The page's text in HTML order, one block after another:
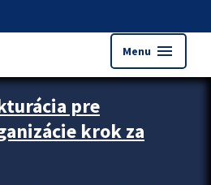
Menu menu
pre
krok za